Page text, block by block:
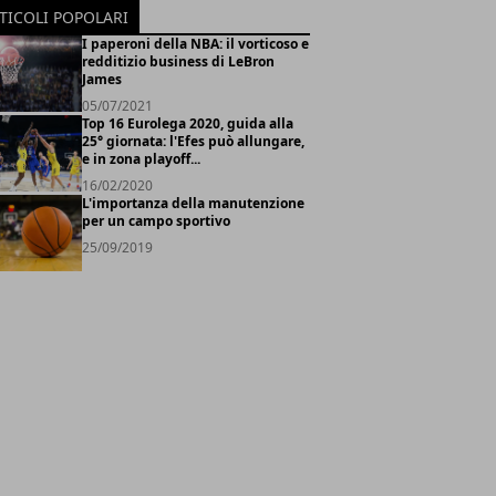
POPOLARI
I paperoni della NBA: il vorticoso e
redditizio business di LeBron
James
05/07/2021
Top 16 Eurolega 2020, guida alla
25° giornata: l'Efes può allungare,
e in zona playoff...
16/02/2020
L'importanza della manutenzione
per un campo sportivo
25/09/2019